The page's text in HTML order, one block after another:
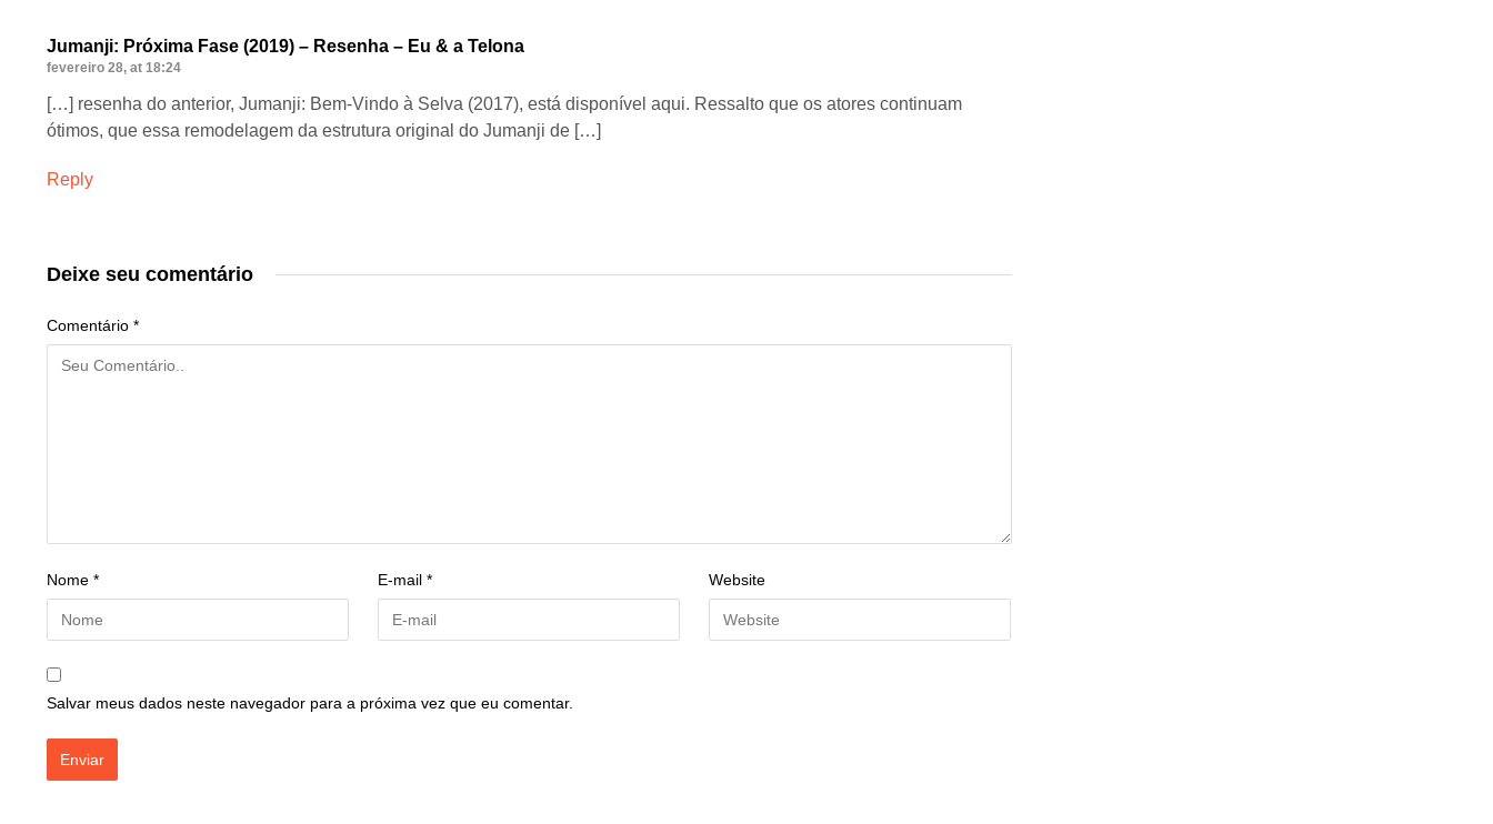
Jumanji: Próxima Fase (2019) – Resenha – Eu & a Telona
fevereiro 28, at 18:24
[…] resenha do anterior, Jumanji: Bem-Vindo à Selva (2017), está disponível aqui. Ressalto que os atores continuam
ótimos, que essa remodelagem da estrutura original do Jumanji de […]
Reply
Deixe seu comentário
Comentário *
Nome * E-mail* Website
Salvar meus dados neste navegador para a próxima vez que eu comentar.